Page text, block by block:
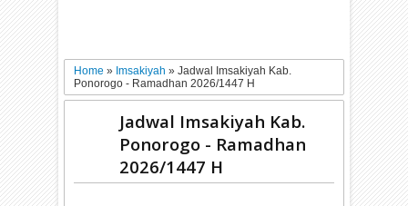
Home» Imsakiyah»Jadwal Imsakiyah Kab.
Ponorogo - Ramadhan 2026/1447 H
Jadwal Imsakiyah Kab.
Ponorogo - Ramadhan
2026/1447 H